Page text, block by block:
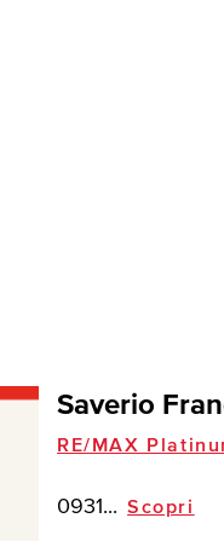
Saverio
RE/MAX
0931... Scopri